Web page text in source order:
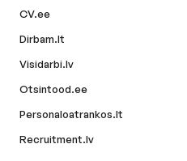
CV.ee
Dirbam.lt
Visidarbi.lv
Otsintood.ee
Personaloatrankos.lt
Recruitment.lv